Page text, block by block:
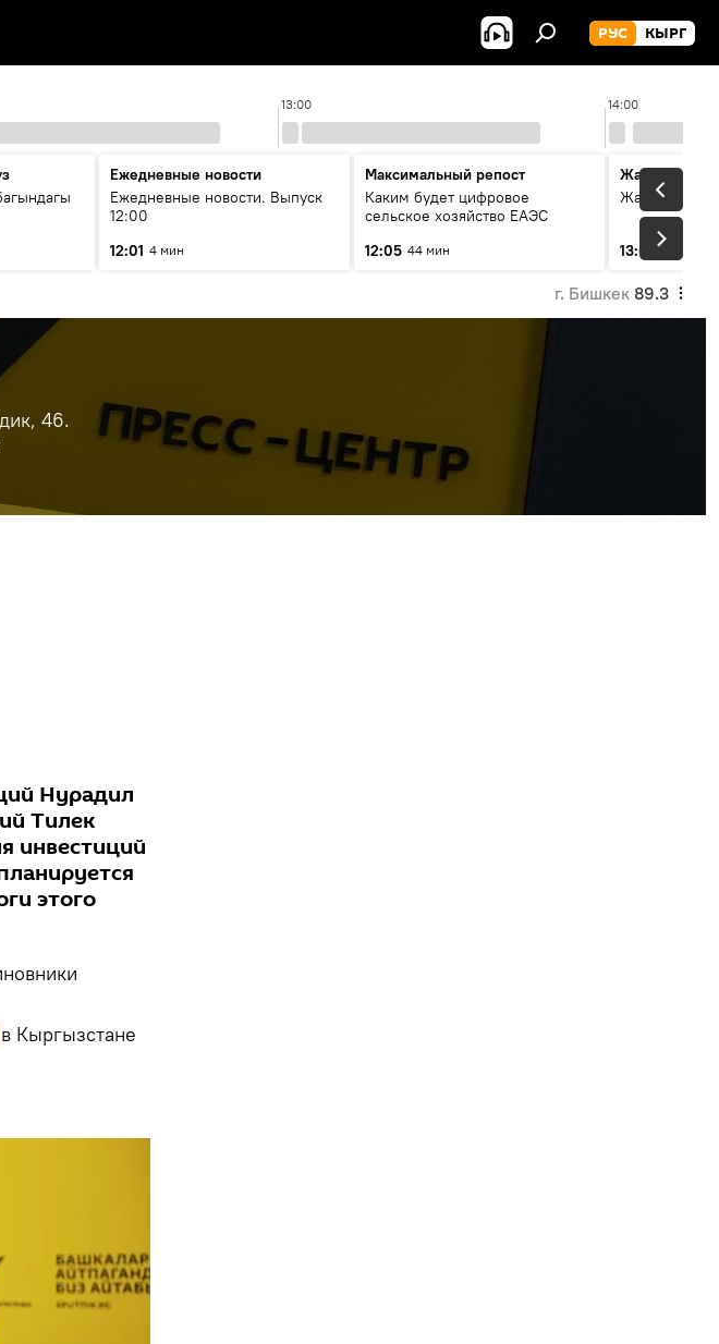
РУС КЫРГ
13:00 14:00
Ежедневные новости
Ежедневные новости. Выпуск
12:00
12:01 4 мин
Максимальный репост
Каким будет цифровое
сельское хозяйство ЕАЭС
12:05 44 мин
Жаңылыктар
13:01 3 мин
г. Бишкек 89.3
46.
Нурадил
Тилек
инвестиций
этого
в Кыргызстане